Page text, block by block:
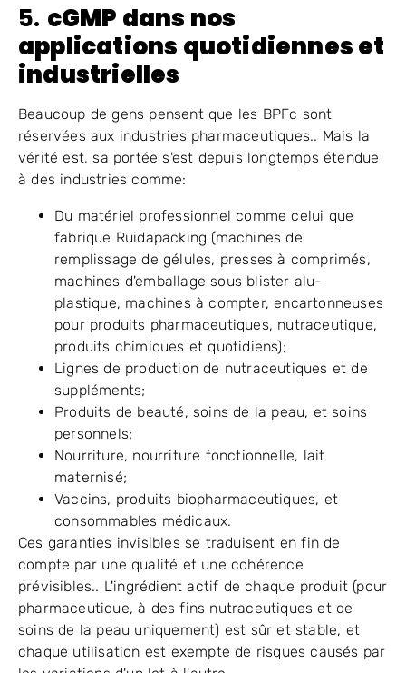
5. cGMP dans nos
applications quotidiennes et
industrielles
Beaucoup de gens pensent que les BPFc sont
réservées aux industries pharmaceutiques.. Mais la
vérité est, sa portée s'est depuis longtemps étendue
à des industries comme:
Du matériel professionnel comme celui que
fabrique Ruidapacking (machines de
remplissage de gélules, presses à comprimés,
machines d'emballage sous blister alu-
plastique, machines à compter, encartonneuses
pour produits pharmaceutiques, nutraceutique,
produits chimiques et quotidiens);
Lignes de production de nutraceutiques et de
suppléments;
Produits de beauté, soins de la peau, et soins
personnels;
Nourriture, nourriture fonctionnelle, lait
maternisé;
Vaccins, produits biopharmaceutiques, et
consommables médicaux.
Ces garanties invisibles se traduisent en fin de
compte par une qualité et une cohérence
prévisibles.. L'ingrédient actif de chaque produit (pour
pharmaceutique, à des fins nutraceutiques et de
soins de la peau uniquement) est sûr et stable, et
chaque utilisation est exempte de risques causés par